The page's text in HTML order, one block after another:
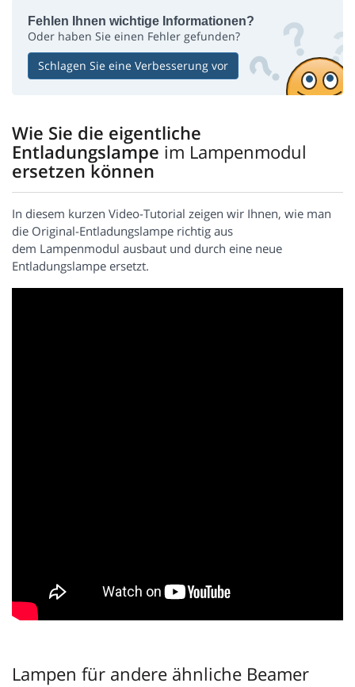
Fehlen Ihnen wichtige Informationen?
Oder haben Sie einen Fehler gefunden?
Schlagen Sie eine Verbesserung vor
Wie Sie die eigentliche
Entladungslampe im Lampenmodul
ersetzen können
In diesem kurzen Video-Tutorial zeigen wir Ihnen, wie man
die Original-Entladungslampe richtig aus
dem Lampenmodul ausbaut und durch eine neue
Entladungslampe ersetzt.
Lampen für andere ähnliche Beamer